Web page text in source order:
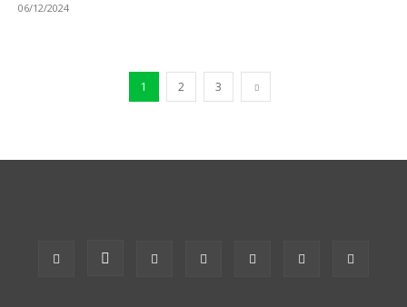
06/12/2024
1 2 3